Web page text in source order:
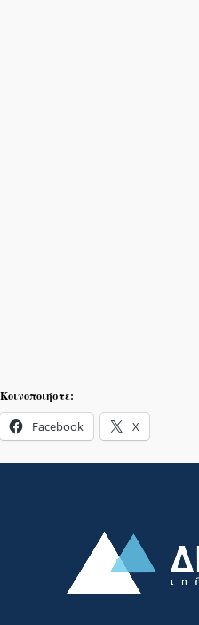
Κοινοποιήστε:
Facebook X